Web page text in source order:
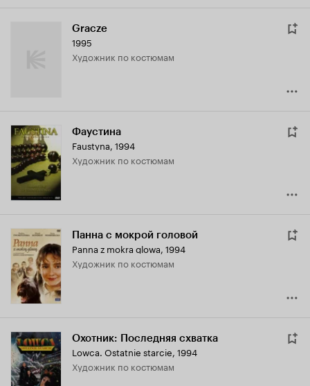
Gracze
1995
Художник по костюмам
Фаустина
Faustyna, 1994
Художник по костюмам
Панна с мокрой головой
Panna z mokra glowa, 1994
Художник по костюмам
Охотник: Последняя схватка
Lowca. Ostatnie starcie, 1994
Художник по костюмам